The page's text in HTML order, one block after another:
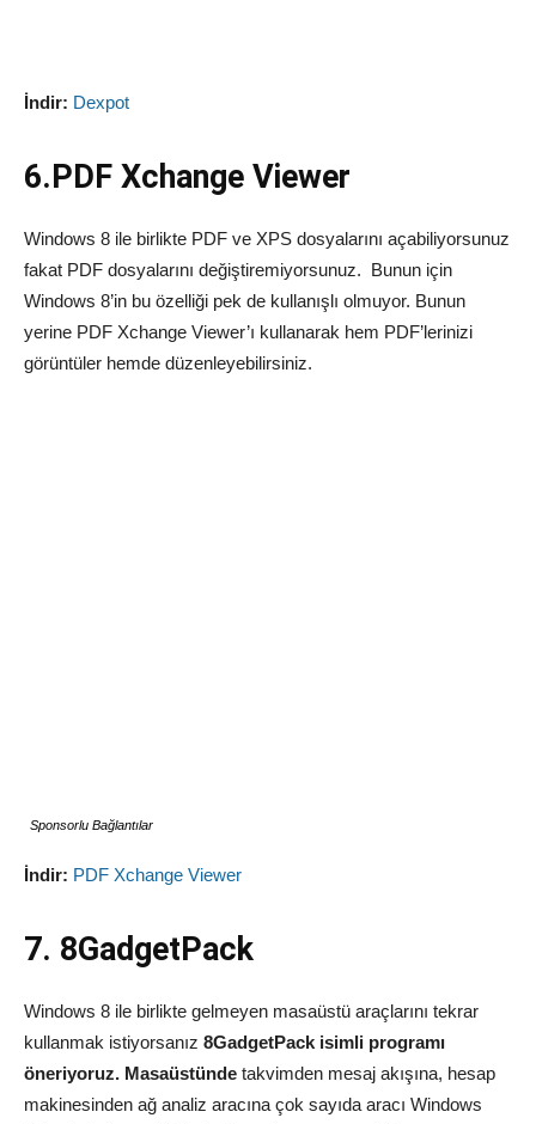
İndir: Dexpot
6.PDF Xchange Viewer
Windows 8 ile birlikte PDF ve XPS dosyalarını açabiliyorsunuz
fakat PDF dosyalarını değiştiremiyorsunuz. Bunun için
Windows 8’in bu özelliği pek de kullanışlı olmuyor. Bunun
yerine PDF Xchange Viewer’ı kullanarak hem PDF’lerinizi
görüntüler hemde düzenleyebilirsiniz.
Sponsorlu Bağlantılar
İndir: PDF Xchange Viewer
7. 8GadgetPack
Windows 8 ile birlikte gelmeyen masaüstü araçlarını tekrar
kullanmak istiyorsanız 8GadgetPack isimli programı
öneriyoruz. Masaüstünde takvimden mesaj akışına, hesap
makinesinden ağ analiz aracına çok sayıda aracı Windows